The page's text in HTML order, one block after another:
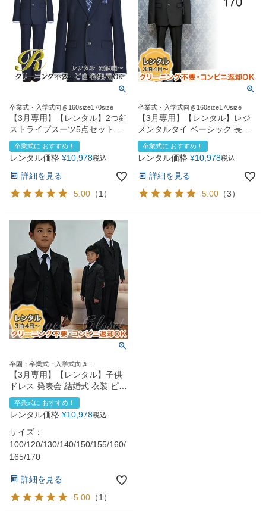
卒業式・入学式向き160size170size
【3月専用】【レンタル】2つ釦
ストライプスーツ5点セット
(CAT545610)ネイビー
卒業式に おすすめ！
レンタル価格 ¥10,978税込
詳細を見る
5.00 （1 ）
卒業式・入学式向き160size170size
【3月専用】【レンタル】レジ
メンタルタイ ベーシック 長ズ
ボンスーツ5点セット
（CAT595602）
卒業式に おすすめ！
レンタル価格 ¥10,978税込
詳細を見る
5.00 （3）
卒園・卒業式・入学式向き
120size130size140size150size160size
【3月専用】【レンタル】子供
ドレス 発表会 結婚式 衣装 ピン
ストライプスーツ5点セット
CC5004（ジャケット・ベス
ト・ネクタイ・シャツ・スラッ
クス）100～170cm
卒業式に おすすめ！
レンタル価格 ¥10,978税込
サイズ：
100/120/130/140/150/155/160/
165/170
詳細を見る
5.00 （1 ）